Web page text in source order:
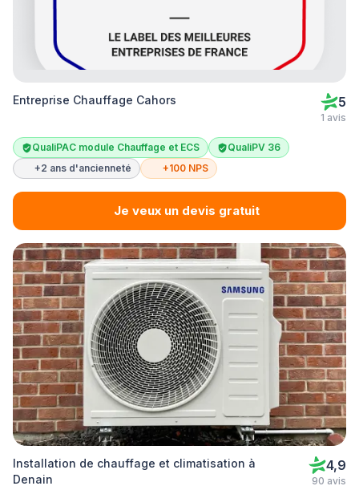
Entreprise Chauffage Cahors 5
1 avis
QualiPAC module Chauffage et ECS
QualiPV 36
+2 ans d'ancienneté
+100 NPS
Je veux un devis gratuit
Installation de chauffage et climatisation à
Denain
4,9
90 avis